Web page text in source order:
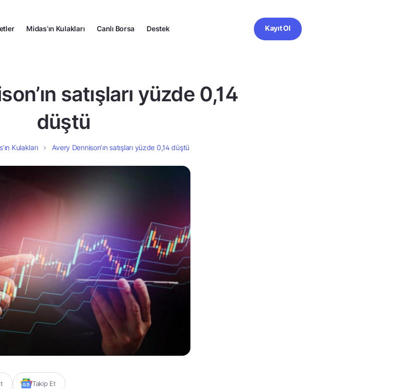
Midas’ın Kulakları Canlı Borsa Destek Kayıt Ol
satışları yüzde 0,14
düştü
Kulakları Avery Dennison’ın satışları yüzde 0,14 düştü
Takip Et